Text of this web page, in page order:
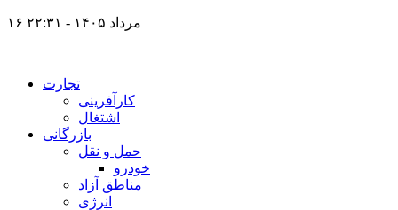
۱۶ مرداد ۱۴۰۵ - ۲۲:۳۱
تجارت
کارآفرینی
اشتغال
بازرگانی
حمل و نقل
خودرو
مناطق آزاد
انرژی